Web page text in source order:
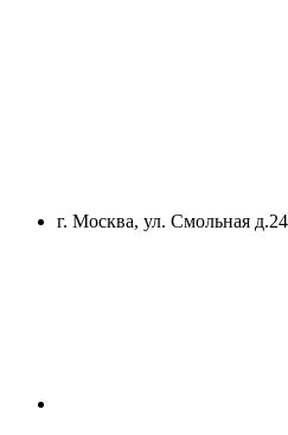
г. Москва, ул. Смольная д.24